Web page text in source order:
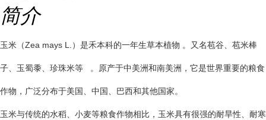
简介
玉米（Zea mays L.）是禾本科的一年生草本植物 。又名苞谷、苞米棒
子、玉蜀黍、珍珠米等 。原产于中美洲和南美洲，它是世界重要的粮食
作物，广泛分布于美国、中国、巴西和其他国家。
玉米与传统的水稻、小麦等粮食作物相比，玉米具有很强的耐旱性、耐寒